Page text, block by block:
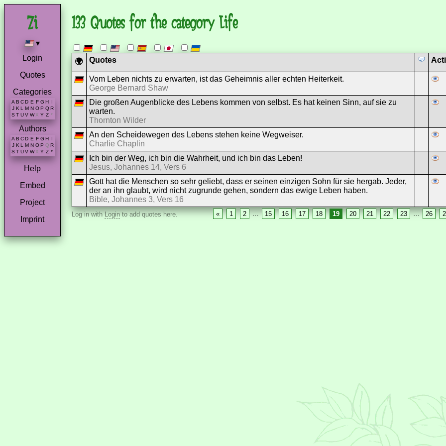
▾
Login
Quotes
Categories
A B C D E F G H I
J K L M N O P Q R
S T U V W X Y Z *
Authors
A B C D E F G H
J K L M N O P Q R
S T U V W X Y Z *
Help
Embed
Project
Imprint
133 Quotes for the category Life
🌍 Quotes
Vom Leben nichts zu erwarten, ist das Geheimnis aller echten Heiterkeit.
George Bernard Shaw
Die großen Augenblicke des Lebens kommen von selbst. Es hat keinen Sinn, auf sie zu
warten.
Thornton Wilder
An den Scheidewegen des Lebens stehen keine Wegweiser.
Charlie Chaplin
Ich bin der Weg, ich bin die Wahrheit, und ich bin das Leben!
Jesus, Johannes 14, Vers 6
Gott hat die Menschen so sehr geliebt, dass er seinen einzigen Sohn für sie hergab. Jeder,
der an ihn glaubt, wird nicht zugrunde gehen, sondern das ewige Leben haben.
Bible, Johannes 3, Vers 16
« 1 2 … 15 16 17 18 19 20 21 22 23 … 26
Log in withLoginto add quotes here.